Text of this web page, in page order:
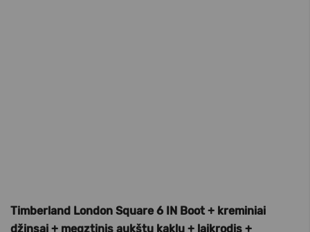
Timberland London Square 6 IN Boot + kreminiai
džinsai + megztinis aukštu kaklu + laikrodis +